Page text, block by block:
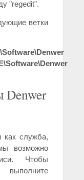
"regedit".
ветки
Denwer
как служба,
возможно
Чтобы